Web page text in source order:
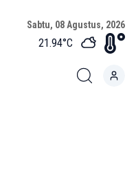
Sabtu, 08 Agustus, 2026
21.94°C